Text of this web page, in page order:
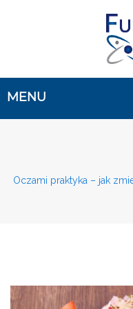
Oczami praktyka – jak